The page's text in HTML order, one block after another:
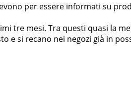
per essere informati su
tre mesi. Tra questi quasi la
si recano nei negozi già in